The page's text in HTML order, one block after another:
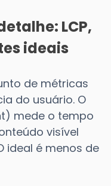
LCP,
ideais
de métricas
do usuário. O
mede o tempo
visível
ideal é menos de